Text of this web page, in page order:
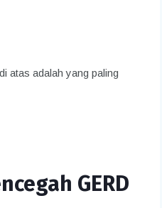
atas adalah yang paling
GERD